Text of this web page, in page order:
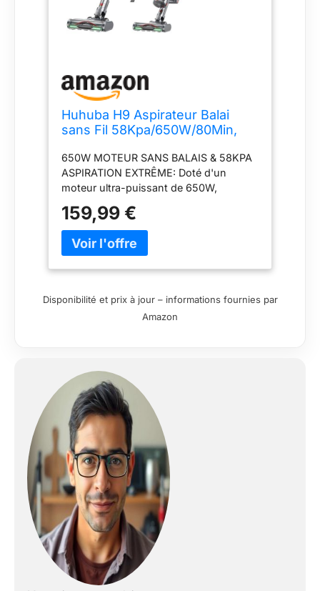
Huhuba H9 Aspirateur Balai
sans Fil 58Kpa/650W/80Min,
Autoportant, Brosse Anti-
Enmêlement pour Poils
d'animaux/Tapis/Sols Durs,
Bleu
650W MOTEUR SANS BALAIS & 58KPA
ASPIRATION EXTRÊME: Doté d'un
moteur ultra-puissant de 650W,
génère une force d'aspiration colossale
de 58000 Pa. Il élimine instantanément
et sans effort les débris tenaces, la
DE 80 MIN & BATTERIE AMOVIBLE:
Équipé d'une batterie haute capacité à 8
(Astuce : prolongez vos sessions grâce
aux batteries de rechange disponibles
séparément). BROSSE EN V ANTI-
ENCHEVÊTREMENT & 6 LED VERTES:
Sa brosse innovante combine poils
souples/durs et bandes en caoutchouc
pour déloger la poussière des fibres tout
en empêchant les cheveux de
s'emmêler. Équipée de 6 LED vertes
haute technologie, elle offre un champ
de vision élargi pour révéler la poussière
microscopique dans les coins sombres,
garantissant un nettoyage d'une
précision absolue. TECHNOLOGIE
159,99 €
Disponibilité et prix à jour – informations fournies par
Amazon